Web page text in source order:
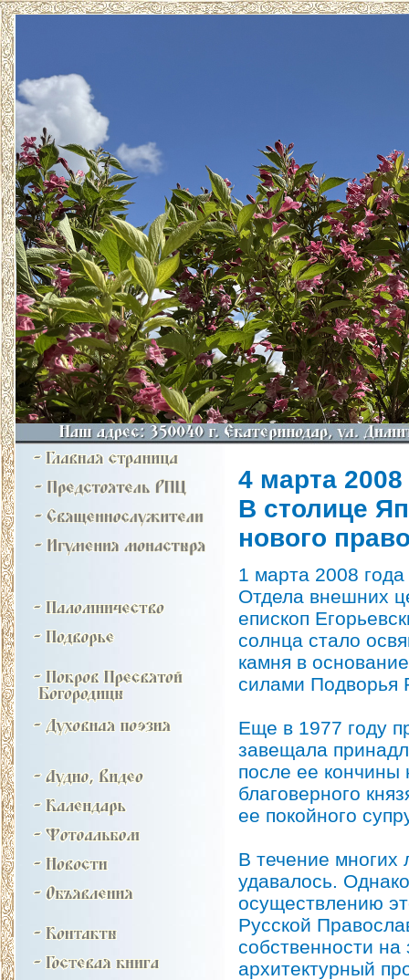
4 марта 2008
В столице
нового
1 марта 2008
Отдела внешних
епископ
солнца стало
камня в
силами Подворья
Еще в 1977 году
завещала
после ее кончины
благоверного
ее покойного
В течение многих
удавалось.
осуществлению
Русской
собственности
архитектурный